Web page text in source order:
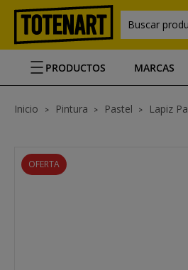
Buscar
PRODUCTOS MARCAS
Inicio Pintura Pastel Lapiz
OFERTA